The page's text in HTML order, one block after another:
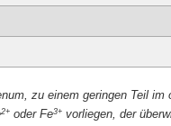
zu einem geringen Teil
2+oder Fe3+vorliegen, der